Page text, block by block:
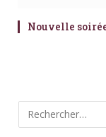
Nouvelle